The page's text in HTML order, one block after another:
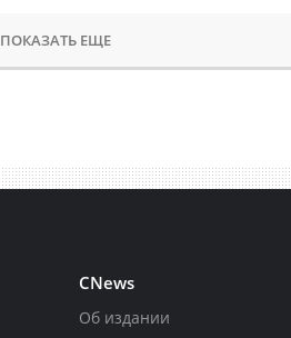
ПОКАЗАТЬ ЕЩЕ
CNews
Об издании